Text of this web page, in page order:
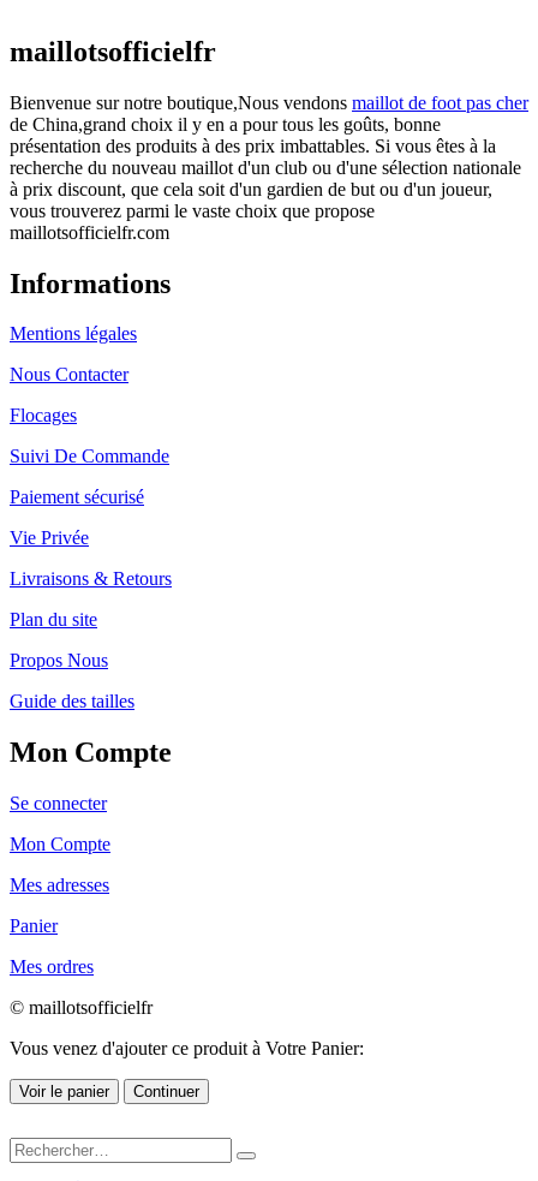
maillotsofficielfr
Bienvenue sur notre boutique,Nous vendons maillot de foot pas cher
de China,grand choix il y en a pour tous les goûts, bonne
présentation des produits à des prix imbattables. Si vous êtes à la
recherche du nouveau maillot d'un club ou d'une sélection nationale
à prix discount, que cela soit d'un gardien de but ou d'un joueur,
vous trouverez parmi le vaste choix que propose
maillotsofficielfr.com
Informations
Mentions légales
Nous Contacter
Flocages
Suivi De Commande
Paiement sécurisé
Vie Privée
Livraisons & Retours
Plan du site
Propos Nous
Guide des tailles
Mon Compte
Se connecter
Mon Compte
Mes adresses
Panier
Mes ordres
© maillotsofficielfr
Vous venez d'ajouter ce produit à Votre Panier:
Voir le panier Continuer